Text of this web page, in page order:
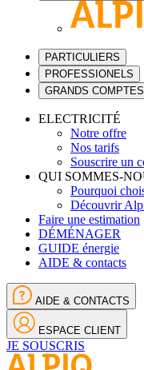
PARTICULIERS
PROFESSIONELS
GRANDS COMPTES
ELECTRICITÉ
Notre offre
Nos tarifs
Souscrire un
QUI SOMMES-
Pourquoi
Découvrir
Faire une estimation
DÉMÉNAGER
GUIDE énergie
AIDE & contacts
AIDE & CONTACTS
ESPACE CLIENT
JE SOUSCRIS